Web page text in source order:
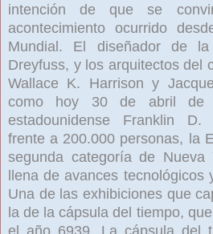
intención de que se
acontecimiento ocurrido
Mundial. El diseñador de
Dreyfuss, y los arquitectos del
Wallace K. Harrison y
como hoy 30 de abril de
estadounidense Franklin D.
frente a 200.000 personas, la
segunda categoría de Nueva
llena de avances tecnológicos
Una de las exhibiciones que
la de la cápsula del tiempo,
el año 6939. La cápsula del